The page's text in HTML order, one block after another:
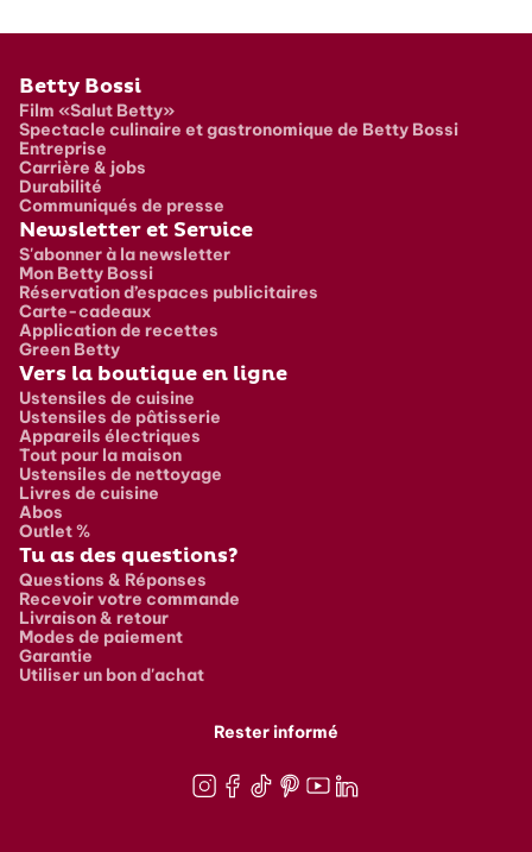
Pied de page
Betty Bossi
Film «Salut Betty»
Spectacle culinaire et gastronomique de Betty Bossi
Entreprise
Carrière & jobs
Durabilité
Communiqués de presse
Newsletter et Service
S'abonner à la newsletter
Mon Betty Bossi
Réservation d’espaces publicitaires
Carte-cadeaux
Application de recettes
Green Betty
Vers la boutique en ligne
Ustensiles de cuisine
Ustensiles de pâtisserie
Appareils électriques
Tout pour la maison
Ustensiles de nettoyage
Livres de cuisine
Abos
Outlet %
Tu as des questions?
Questions & Réponses
Recevoir votre commande
Livraison & retour
Modes de paiement
Garantie
Utiliser un bon d'achat
Rester informé